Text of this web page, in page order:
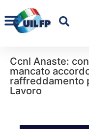
Ccnl Anaste:
mancato
raffreddamento
Lavoro